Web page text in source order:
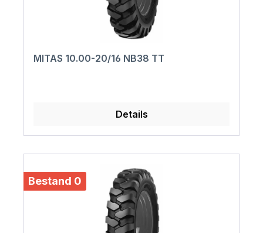
MITAS 10.00-20/16 NB38 TT
Details
Bestand 0